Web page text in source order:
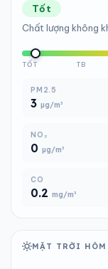
Tốt
Chất lượng không
TỐT TB
PM2.5
3 µg/m³
NO₂
0 µg/m³
CO
0.2 mg/m³
MẶT TRỜI HÔM